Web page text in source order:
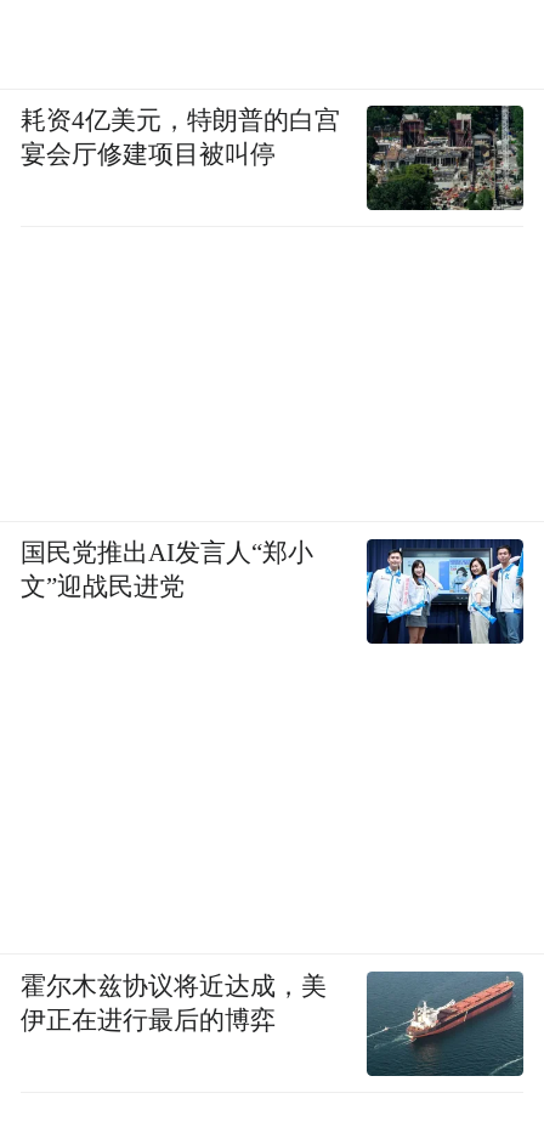
耗资4亿美元，特朗普的白宫
宴会厅修建项目被叫停
国民党推出AI发言人“郑小
文”迎战民进党
霍尔木兹协议将近达成，美
伊正在进行最后的博弈